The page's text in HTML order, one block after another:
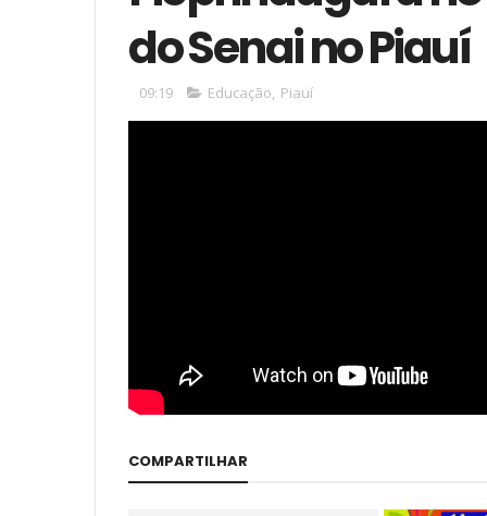
do Senai no Piauí
09:19 Educação, Piauí
COMPARTILHAR